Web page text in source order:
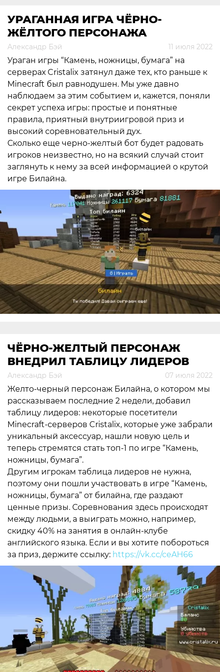
УРАГАННАЯ ИГРА ЧЁРНО-
ЖЁЛТОГО ПЕРСОНАЖА
Александр Бэй 11 июля 2022
Ураган игры “Камень, ножницы, бумага” на
серверах Cristalix затянул даже тех, кто раньше к
Minecraft был равнодушен. Мы уже давно
наблюдаем за этим событием и, кажется, поняли
секрет успеха игры: простые и понятные
правила, приятный внутриигровой приз и
высокий соревновательный дух.
Сколько еще черно-желтый бот будет радовать
игроков неизвестно, но на всякий случай стоит
заглянуть к нему за всей информацией о крутой
игре Билайна.
ЧЁРНО-ЖЕЛТЫЙ ПЕРСОНАЖ
ВНЕДРИЛ ТАБЛИЦУ ЛИДЕРОВ
Александр Бэй 07 июля 2022
Желто-черный персонаж Билайна, о котором мы
рассказываем последние 2 недели, добавил
таблицу лидеров: некоторые посетители
Minecraft-серверов Cristalix, которые уже забрали
уникальный аксессуар, нашли новую цель и
теперь стремятся стать топ-1 по игре “Камень,
ножницы, бумага”.
Другим игрокам таблица лидеров не нужна,
поэтому они пошли участвовать в игре “Камень,
ножницы, бумага” от билайна, где раздают
ценные призы. Соревнования здесь происходят
между людьми, а выиграть можно, например,
скидку 40% на занятия в онлайн-клубе
английского языка. Если и вы хотите побороться
за приз, держите ссылку: https://vk.cc/ceAH66